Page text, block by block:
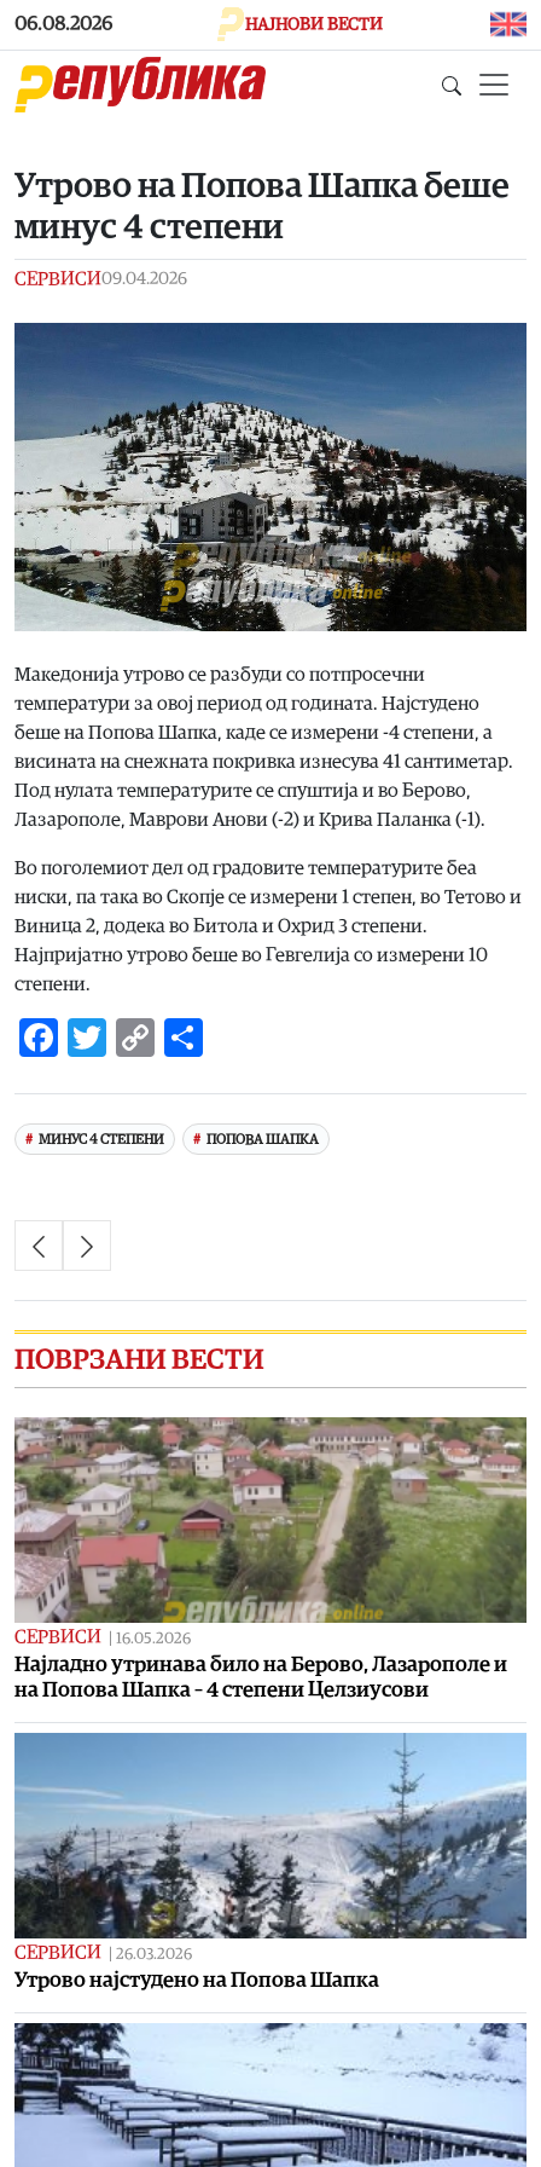
Skip to main content
06.08.2026 НАЈНОВИ ВЕСТИ
Утрово на Попова Шапка беше
минус 4 степени
СЕРВИСИ09.04.2026
Македонија утрово се разбуди со потпросечни
температури за овој период од годината. Најстудено
беше на Попова Шапка, каде се измерени -4 степени, а
висината на снежната покривка изнесува 41 сантиметар.
Под нулата температурите се спуштија и во Берово,
Лазарополе, Маврови Анови (-2) и Крива Паланка (-1).
Во поголемиот дел од градовите температурите беа
ниски, па така во Скопје се измерени 1 степен, во Тетово и
Виница 2, додека во Битола и Охрид 3 степени.
Најпријатно утрово беше во Гевгелија со измерени 10
степени.
Facebook
Twitter
Copy
МИНУС 4 СТЕПЕНИ ПОПОВА ШАПКА
ПОВРЗАНИ ВЕСТИ
СЕРВИСИ 16.05.2026
Најладно утринава било на Берово, Лазарополе и
на Попова Шапка – 4 степени Целзиусови
СЕРВИСИ 26.03.2026
Утрово најстудено на Попова Шапка